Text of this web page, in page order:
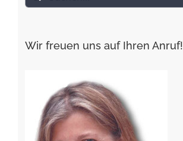
Wir freuen uns auf Ihren Anruf!